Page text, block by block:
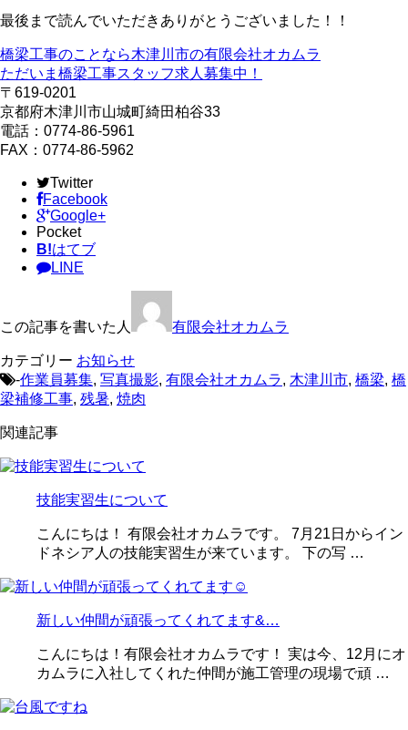
最後まで読んでいただきありがとうございました！！
橋梁工事のことなら木津川市の有限会社オカムラ
ただいま橋梁工事スタッフ求人募集中！
〒619-0201
京都府木津川市山城町綺田柏谷33
電話：0774-86-5961
FAX：0774-86-5962
Twitter
Facebook
Google+
Pocket
B!はてブ
LINE
この記事を書いた人 有限会社オカムラ
カテゴリー お知らせ
-作業員募集, 写真撮影, 有限会社オカムラ, 木津川市, 橋梁, 橋
梁補修工事, 残暑, 焼肉
関連記事
技能実習生について
こんにちは！ 有限会社オカムラです。 7月21日からイン
ドネシア人の技能実習生が来ています。 下の写 …
新しい仲間が頑張ってくれてます&…
こんにちは！有限会社オカムラです！ 実は今、12月にオ
カムラに入社してくれた仲間が施工管理の現場で頑 …